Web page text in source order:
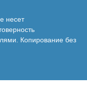
несет
Копирование без